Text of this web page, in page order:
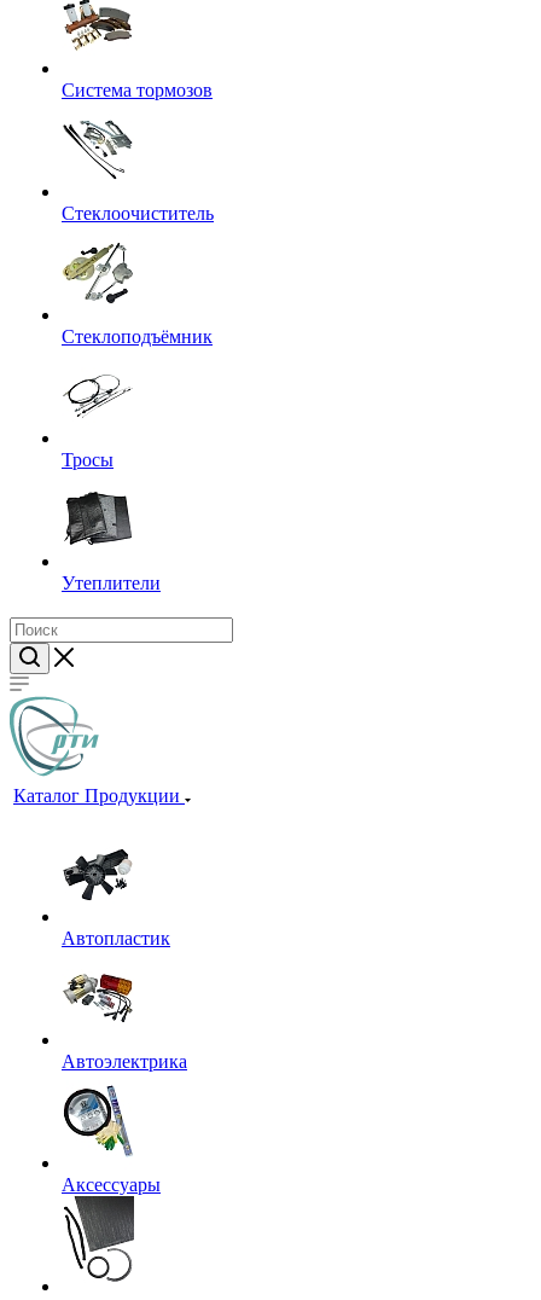
Система тормозов
Стеклоочиститель
Стеклоподъёмник
Тросы
Утеплители
Каталог Продукции
Автопластик
Автоэлектрика
Аксессуары